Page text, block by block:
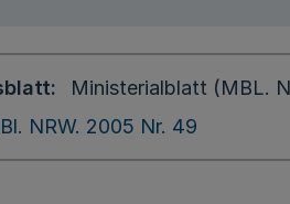
Ministerialblatt (MBL.
NRW. 2005 Nr. 49